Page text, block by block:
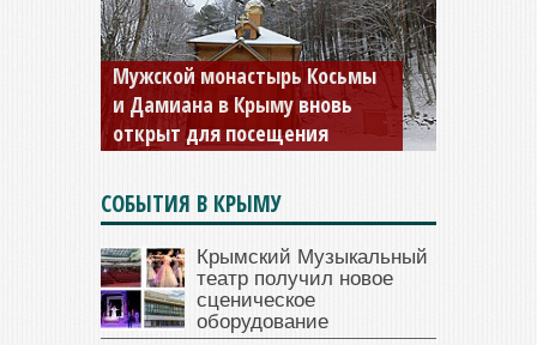
Мужской монастырь Косьмы
и Дамиана в Крыму вновь
открыт для посещения
СОБЫТИЯ В КРЫМУ
Крымский Музыкальный
театр получил новое
сценическое
оборудование